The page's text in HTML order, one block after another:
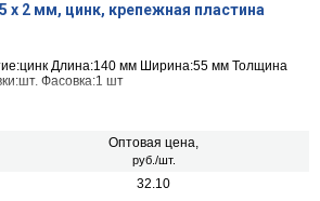
x 2 мм, цинк, крепежная пластина
Длина:140 мм Ширина:55 мм Толщина
Фасовка:1 шт
Оптовая цена,
руб./шт.
32.10